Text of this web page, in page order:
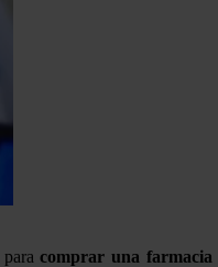
paracomprar una farmacia